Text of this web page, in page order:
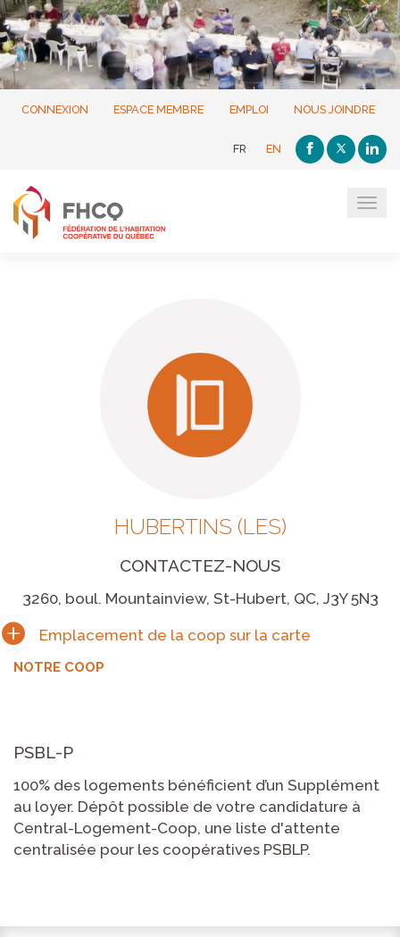
CONNEXION ESPACE MEMBRE EMPLOI NOUS JOINDRE
FR EN
HUBERTINS (LES)
CONTACTEZ-NOUS
3260, boul. Mountainview, St-Hubert, QC, J3Y 5N3
NOTRE COOP
PSBL-P
100% des logements bénéficient d’un Supplément
au loyer. Dépôt possible de votre candidature à
Central-Logement-Coop, une liste d'attente
centralisée pour les coopératives PSBLP.